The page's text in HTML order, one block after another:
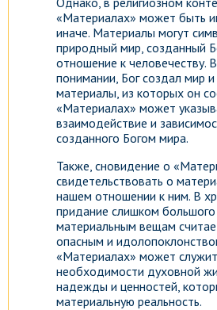
«Материалах» может быть
иначе. Материалы могут
природный мир, созданный
отношение к человечеству.
понимании, Бог создал мир
материалы, из которых он
«Материалах» может
взаимодействие и
созданного Богом мира.
Также, сновидение о
свидетельствовать о
нашем отношении к ним. В
придание слишком большого
материальным вещам
опасным и
«Материалах» может
необходимости духовной
надежды и ценностей,
материальную реальность.